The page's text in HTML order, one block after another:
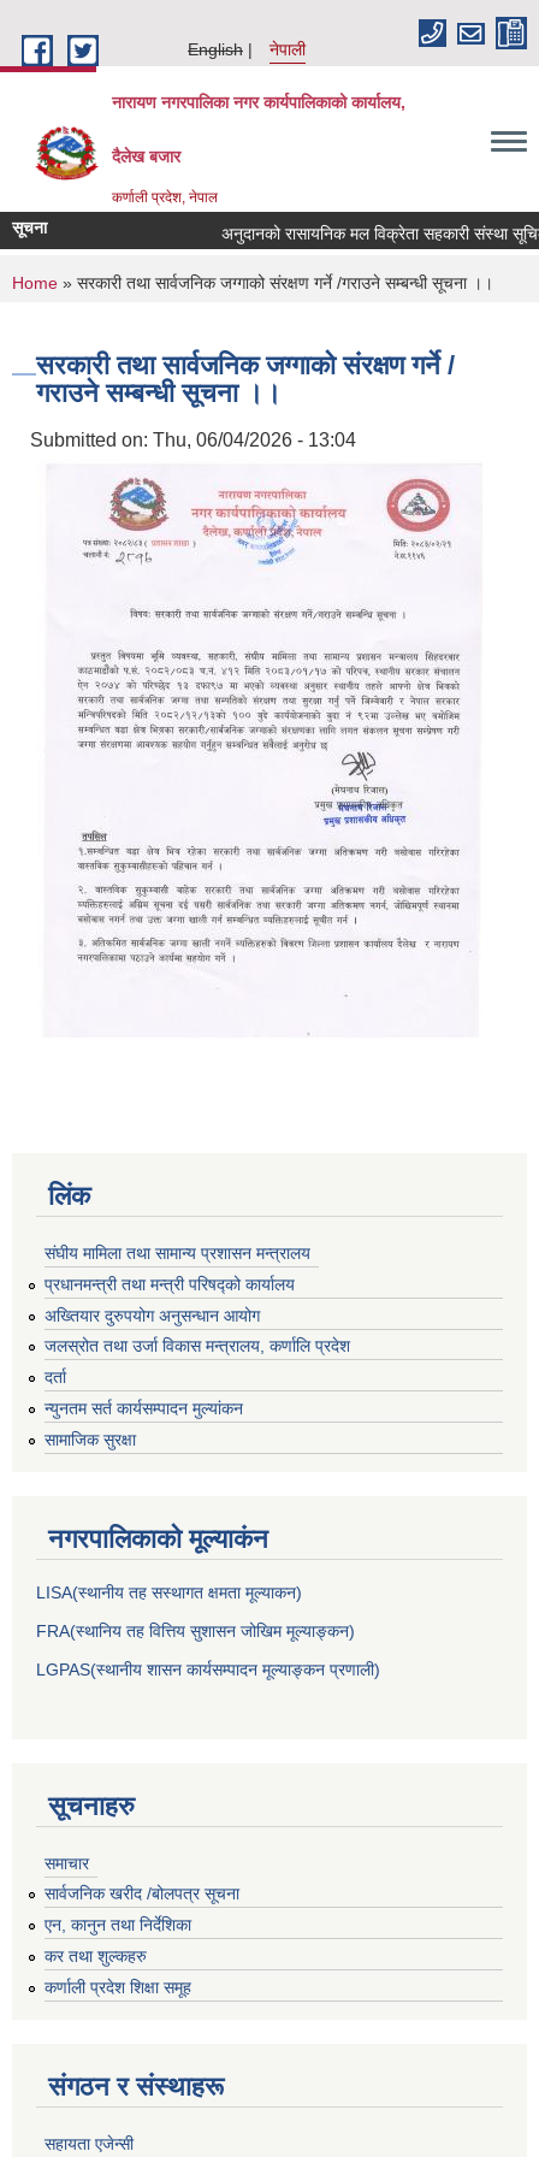
English
नेपाली
नारायण नगरपालिका नगर कार्यपालिकाको कार्यालय,
दैलेख बजार
कर्णाली प्रदेश, नेपाल
सूचना अनुदानको रासायनिक मल विक्रेता सहकारी संस्था सूचिकृत
You are here
Home » सरकारी तथा सार्वजनिक जग्गाको संरक्षण गर्ने /गराउने सम्बन्धी सूचना ।।
सरकारी तथा सार्वजनिक जग्गाको संरक्षण गर्ने /
गराउने सम्बन्धी सूचना ।।
Submitted on: Thu, 06/04/2026 - 13:04
लिंक
संघीय मामिला तथा सामान्य प्रशासन मन्त्रालय
प्रधानमन्त्री तथा मन्त्री परिषद्को कार्यालय
अख्तियार दुरुपयोग अनुसन्धान आयोग
जलस्रोत तथा उर्जा विकास मन्त्रालय, कर्णालि प्रदेश
दर्ता
न्युनतम सर्त कार्यसम्पादन मुल्यांकन
सामाजिक सुरक्षा
नगरपालिकाकाे मूल्याकंन
LISA(स्थानीय तह सस्थागत क्षमता मूल्याक‌न)
FRA(स्थानिय तह वित्तिय सुशासन जोखिम मूल्याङ्कन)
LGPAS(स्थानीय शासन कार्यसम्पादन मूल्याङ्कन प्रणाली)
सूचनाहरु
समाचार
सार्वजनिक खरीद /बोलपत्र सूचना
एन, कानुन तथा निर्देशिका
कर तथा शुल्कहरु
कर्णाली प्रदेश शिक्षा समूह
संगठन र संस्थाहरू
सहायता एजेन्सी